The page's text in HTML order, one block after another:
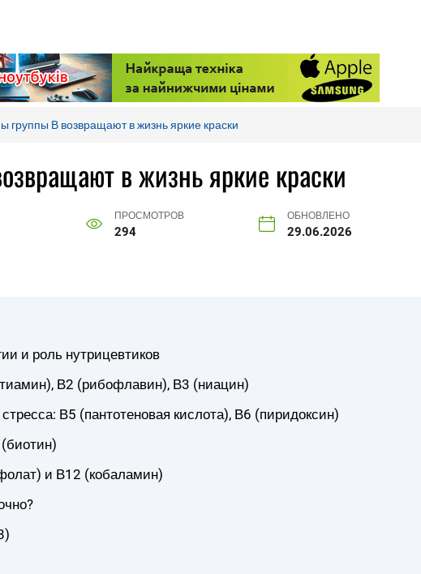
группы В возвращают в жизнь яркие краски
в жизнь яркие краски
ПРОСМОТРОВ
294
ОБНОВЛЕНО
29.06.2026
и роль нутрицевтиков
В2 (рибофлавин), В3 (ниацин)
В5 (пантотеновая кислота), В6 (пиридоксин)
и В12 (кобаламин)